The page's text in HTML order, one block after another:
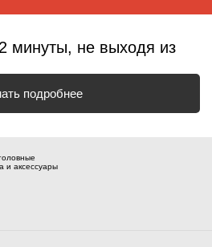
минуты, не выходя из
подробнее
и аксессуары